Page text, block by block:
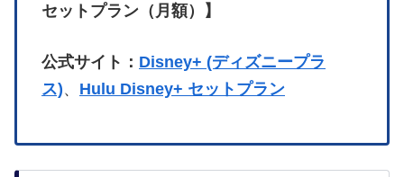
セットプラン（月額）】
公式サイト： Disney+ (ディズニープラ
ス)、 Hulu Disney+ セットプラン